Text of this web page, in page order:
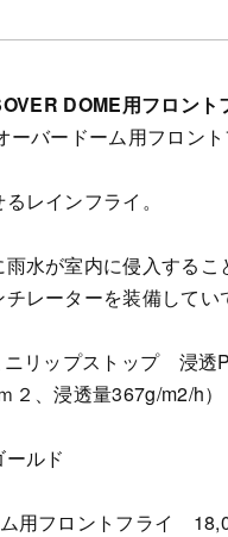
DOME用フロント
バードーム用フロント
レインフライ。
水が室内に侵入する
レーターを装備して
ニリップストップ 浸透
２、浸透量367g/m2/h）
ルド
用フロントフライ